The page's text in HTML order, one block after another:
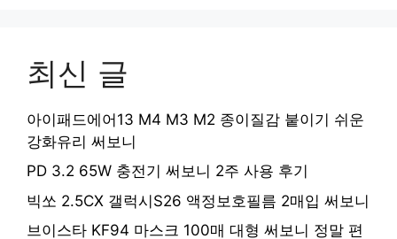
최신 글
아이패드에어13 M4 M3 M2 종이질감 붙이기 쉬운
강화유리 써보니
PD 3.2 65W 충전기 써보니 2주 사용 후기
빅쏘 2.5CX 갤럭시S26 액정보호필름 2매입 써보니
브이스타 KF94 마스크 100매 대형 써보니 정말 편